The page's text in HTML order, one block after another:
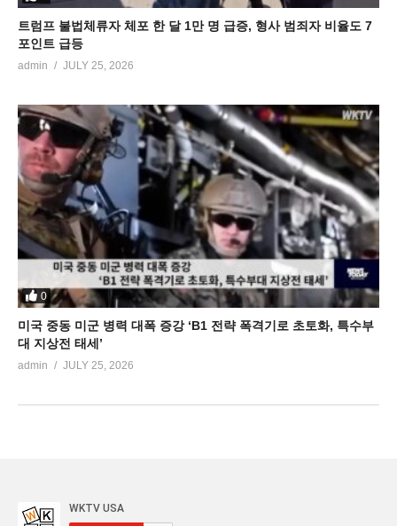
트럼프 불법체류자 체포 한 달 1만 명 급증, 형사 범죄자 비율도 7
포인트 급등
admin JULY 25, 2026
0
미국 중동 미군 병력 대폭 증강 ‘B1 전략 폭격기로 초토화, 특수부
대 지상전 태세’
admin JULY 25, 2026